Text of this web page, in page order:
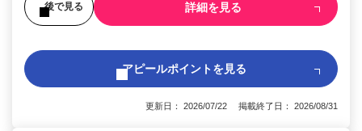
後で見る 詳細を見る
アピールポイントを見る
更新日： 2026/07/22 掲載終了日： 2026/08/31